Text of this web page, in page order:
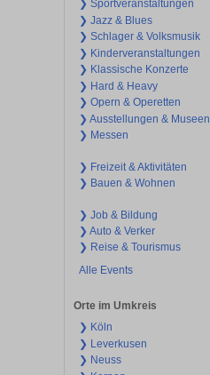
❯ Sportveranstaltungen
❯ Jazz & Blues
❯ Schlager & Volksmusik
❯ Kinderveranstaltungen
❯ Klassische Konzerte
❯ Hard & Heavy
❯ Opern & Operetten
❯ Ausstellungen & Museen
❯ Messen
❯ Freizeit & Aktivitäten
❯ Bauen & Wohnen
❯ Job & Bildung
❯ Auto & Verker
❯ Reise & Tourismus
Alle Events
Orte im Umkreis
❯ Köln
❯ Leverkusen
❯ Neuss